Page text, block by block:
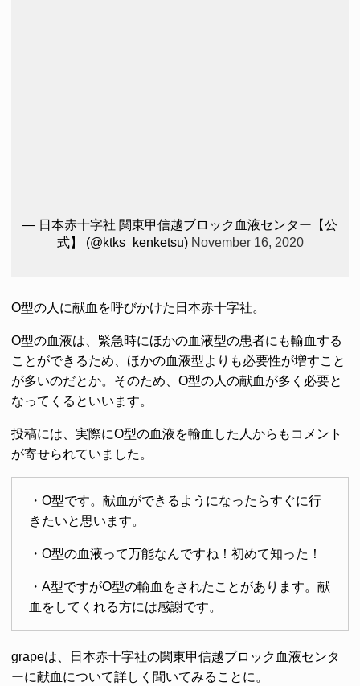
— 日本赤十字社 関東甲信越ブロック血液センター【公
式】 (@ktks_kenketsu) November 16, 2020
O型の人に献血を呼びかけた日本赤十字社。
O型の血液は、緊急時にほかの血液型の患者にも輸血する
ことができるため、ほかの血液型よりも必要性が増すこと
が多いのだとか。そのため、O型の人の献血が多く必要と
なってくるといいます。
投稿には、実際にO型の血液を輸血した人からもコメント
が寄せられていました。
・O型です。献血ができるようになったらすぐに行
きたいと思います。
・O型の血液って万能なんですね！初めて知った！
・A型ですがO型の輸血をされたことがあります。献
血をしてくれる方には感謝です。
grapeは、日本赤十字社の関東甲信越ブロック血液センタ
ーに献血について詳しく聞いてみることに。